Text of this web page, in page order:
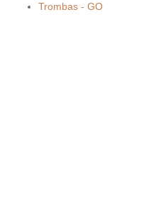
Trombas - GO